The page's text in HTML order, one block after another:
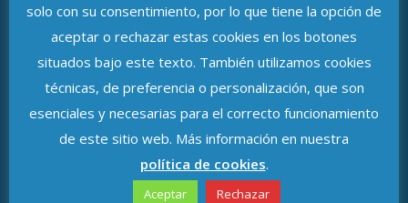
ASOCIACIÓN DE DELEGADOS DE
PROTECCIÓN DE DATOS DE ANDALUCÍA
Avenida de República Argentina, n.º 37
C.P. 41011, Sevilla
solo con su consentimiento, por lo que tiene la opción de
aceptar o rechazar estas cookies en los botones
situados bajo este texto. También utilizamos cookies
técnicas, de preferencia o personalización, que son
esenciales y necesarias para el correcto funcionamiento
de este sitio web. Más información en nuestra
política de cookies.
Aceptar Rechazar